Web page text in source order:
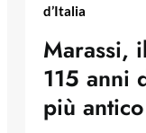
d’Italia
Marassi,
115 anni
più